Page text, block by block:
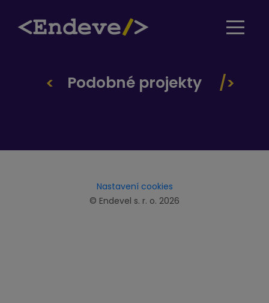
Podobné projekty
Nastavení cookies
© Endevel s. r. o. 2026